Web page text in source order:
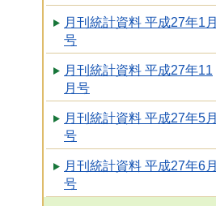
月刊統計資料 平成27年1月
号
月刊統計資料 平成27年11
月号
月刊統計資料 平成27年5月
号
月刊統計資料 平成27年6月
号